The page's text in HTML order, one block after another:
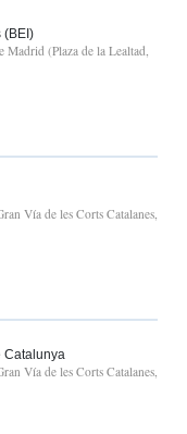
(BEI)
(Plaza de la Lealtad,
Vía de les Corts Catalanes,
Catalunya
Vía de les Corts Catalanes,